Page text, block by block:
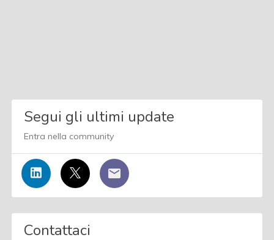
Segui gli ultimi update
Entra nella community
Contattaci